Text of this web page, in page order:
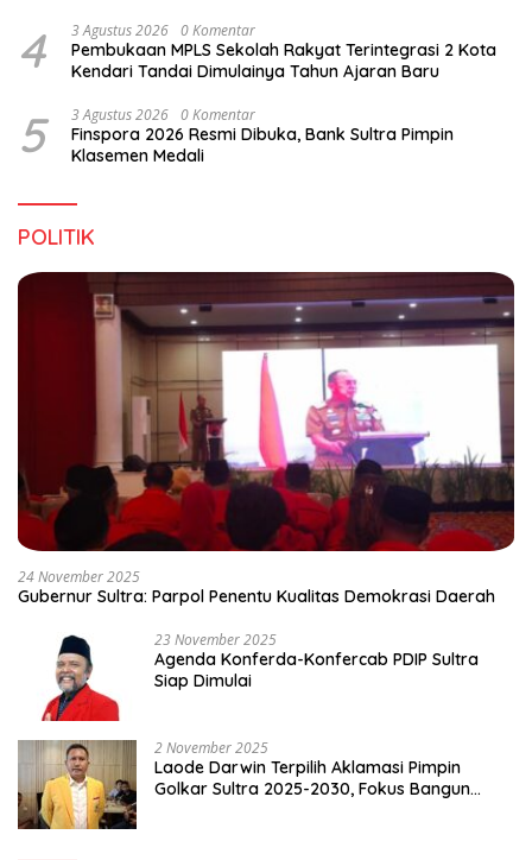
4 3 Agustus 2026 0 Komentar
Pembukaan MPLS Sekolah Rakyat Terintegrasi 2 Kota
Kendari Tandai Dimulainya Tahun Ajaran Baru
5 3 Agustus 2026 0 Komentar
Finspora 2026 Resmi Dibuka, Bank Sultra Pimpin
Klasemen Medali
POLITIK
24 November 2025
Gubernur Sultra: Parpol Penentu Kualitas Demokrasi Daerah
23 November 2025
Agenda Konferda-Konfercab PDIP Sultra
Siap Dimulai
2 November 2025
Laode Darwin Terpilih Aklamasi Pimpin
Golkar Sultra 2025-2030, Fokus Bangun